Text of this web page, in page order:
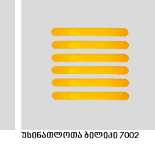
უსინათლოთა ბილიკი 7002